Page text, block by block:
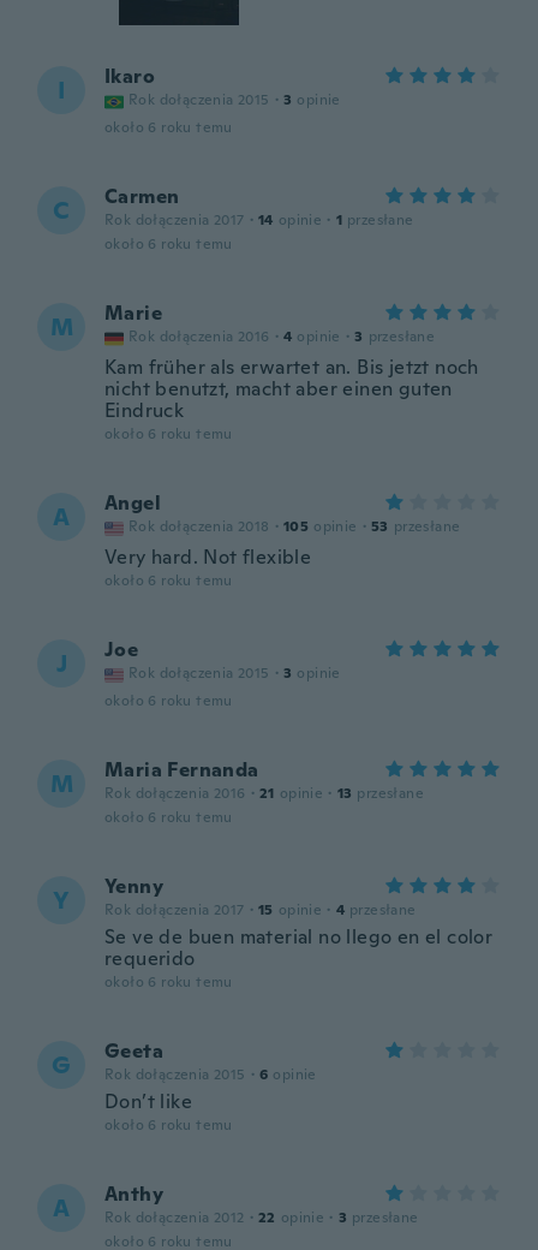
I Ikaro
Rok dołączenia 2015 · 3 opinie
około 6 roku temu
C Carmen
Rok dołączenia 2017 · 14 opinie · 1 przesłane
około 6 roku temu
M Marie
Rok dołączenia 2016 · 4 opinie · 3 przesłane
Kam früher als erwartet an. Bis jetzt noch
nicht benutzt, macht aber einen guten
Eindruck
około 6 roku temu
A Angel
Rok dołączenia 2018 · 105 opinie · 53 przesłane
Very hard. Not flexible
około 6 roku temu
J Joe
Rok dołączenia 2015 · 3 opinie
około 6 roku temu
M Maria Fernanda
Rok dołączenia 2016 · 21 opinie · 13 przesłane
około 6 roku temu
Y Yenny
Rok dołączenia 2017 · 15 opinie · 4 przesłane
Se ve de buen material no llego en el color
requerido
około 6 roku temu
G Geeta
Rok dołączenia 2015 · 6 opinie
Don’t like
około 6 roku temu
A Anthy
Rok dołączenia 2012 · 22 opinie · 3 przesłane
około 6 roku temu